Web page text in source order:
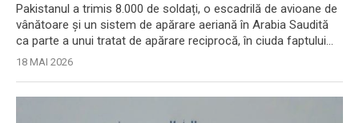
Pakistanul a trimis 8.000 de soldați, o escadrilă de avioane de
vânătoare și un sistem de apărare aeriană în Arabia Saudită
ca parte a unui tratat de apărare reciprocă, în ciuda faptului...
18 MAI 2026